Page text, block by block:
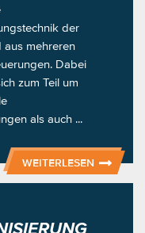
der
aus mehreren
Dabei
zum Teil um
als auch ...
WEITERLESEN